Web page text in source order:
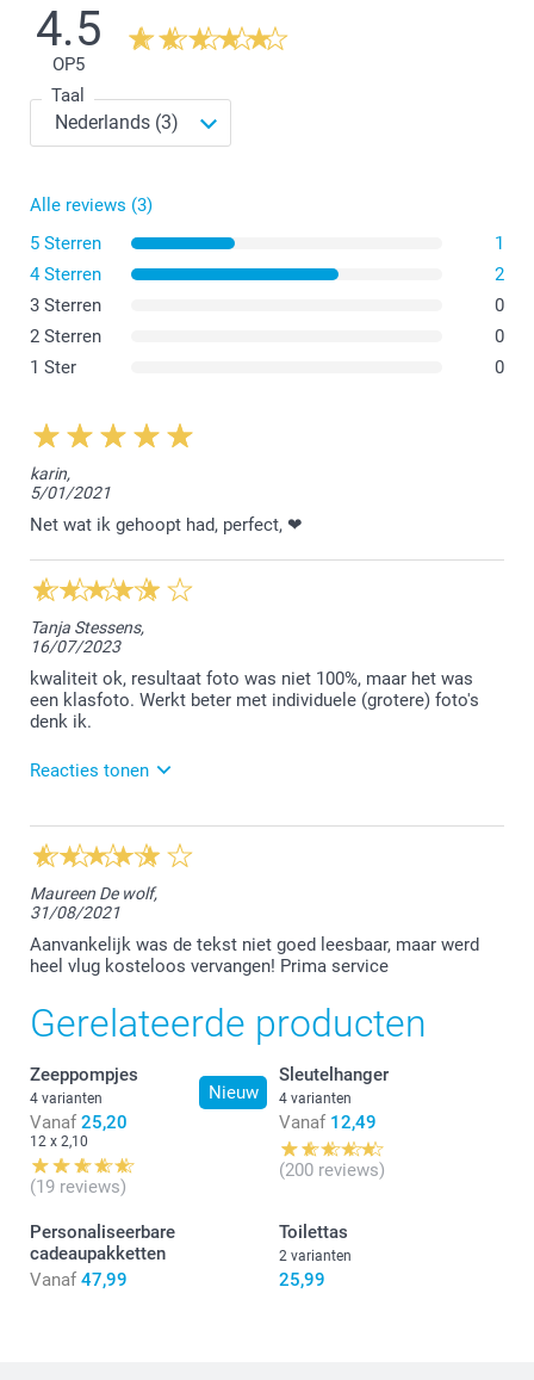
4.5
OP5
Taal
Alle reviews (3)
5 Sterren
1
4 Sterren
2
3 Sterren
0
2 Sterren
0
1 Ster
0
karin,
5/01/2021
Net wat ik gehoopt had, perfect, ❤
Tanja Stessens,
16/07/2023
kwaliteit ok, resultaat foto was niet 100%, maar het was
een klasfoto. Werkt beter met individuele (grotere) foto's
denk ik.
Reacties tonen
18/07/2023
10:45
Dag Tanja,
Bedankt voor jouw review. Je mag ons steeds
contacteren als je vragen of opmerkingen hebt over
jouw besteld product. Alle werkdagen zijn we
telefonisch bereikbaar op het nummer 09/365.99.00
contact.nl@smartphoto.be. Je krijgt een
contactnummer als jouw mail goed is bezorgd en je
mag, normaal gezien, binnen de 2 werkdagen een
bericht terug verwachten. Ik hoor het graag van jou.
Vriendelijke groet!
Nathalie @smartphoto
Maureen De wolf,
31/08/2021
Aanvankelijk was de tekst niet goed leesbaar, maar werd
heel vlug kosteloos vervangen! Prima service
Gerelateerde producten
Nieuw
Zeeppompjes
4 varianten
Vanaf 25,20
12 x 2,10
(19 reviews)
Sleutelhanger
4 varianten
Vanaf 12,49
(200 reviews)
Personaliseerbare
cadeaupakketten
Vanaf 47,99
Toilettas
2 varianten
25,99